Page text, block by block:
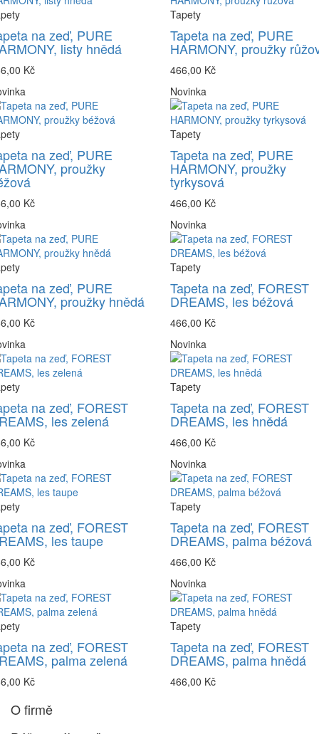
na zeď, PURE
listy hnědá
Kč
Tapety
Tapeta na zeď, PURE
HARMONY, proužky
466,00 Kč
na zeď, PURE
proužky
Kč
Novinka
Tapety
Tapeta na zeď, PURE
HARMONY, proužky
tyrkysová
466,00 Kč
na zeď, PURE
proužky hnědá
Kč
Novinka
Tapety
Tapeta na zeď, FOREST
DREAMS, les béžová
466,00 Kč
na zeď, FOREST
les zelená
Kč
Novinka
Tapety
Tapeta na zeď, FOREST
DREAMS, les hnědá
466,00 Kč
na zeď, FOREST
les taupe
Kč
Novinka
Tapety
Tapeta na zeď, FOREST
DREAMS, palma béžová
466,00 Kč
na zeď, FOREST
palma zelená
Kč
Novinka
Tapety
Tapeta na zeď, FOREST
DREAMS, palma hnědá
466,00 Kč
O firmě